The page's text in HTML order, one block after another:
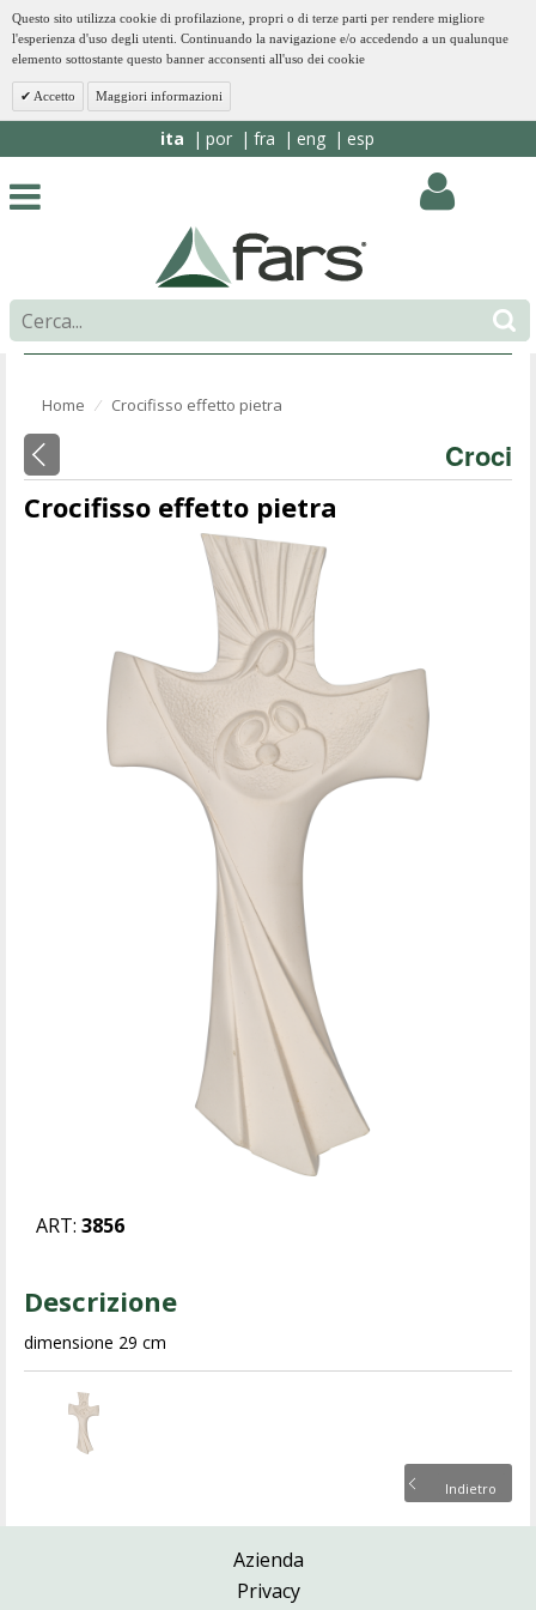
Questo sito utilizza cookie di profilazione, propri o di terze parti per rendere migliore
l'esperienza d'uso degli utenti. Continuando la navigazione e/o accedendo a un qualunque
elemento sottostante questo banner acconsenti all'uso dei cookie
Accetto Maggiori informazioni
ita por fra eng esp
Home ⁄ Crocifisso effetto pietra
Croci
Crocifisso effetto pietra
ART: 3856
Descrizione
dimensione 29 cm
Indietro
Azienda
Privacy